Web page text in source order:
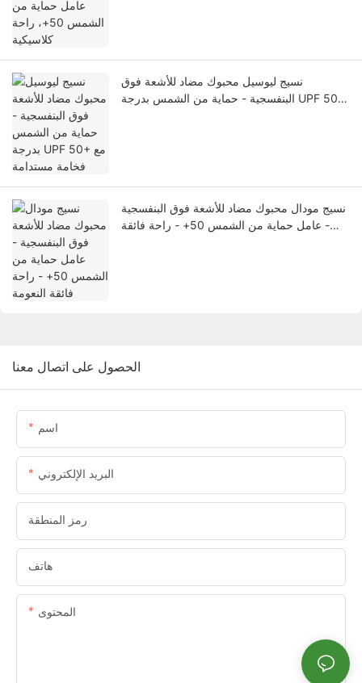
نسيج ليوسيل محبوك مضاد للأشعة فوق
البنفسجية - حماية من الشمس بدرجة UPF 50+
نسيج مودال محبوك مضاد للأشعة فوق البنفسجية
- عامل حماية من الشمس 50+ - راحة فائقة
الحصول على اتصال معنا
اسم
البريد الإلكتروني
رمز المنطقة
هاتف
المحتوى